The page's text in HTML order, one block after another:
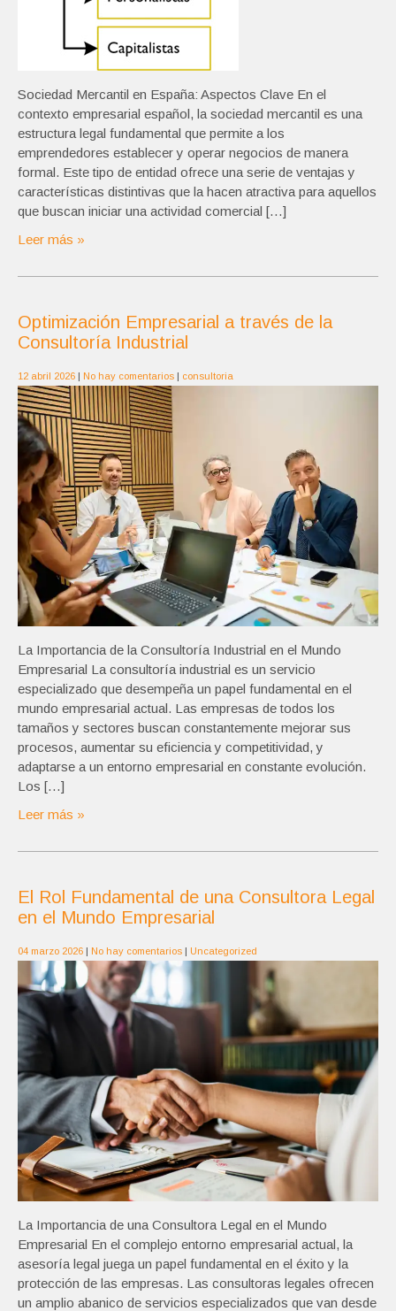
Sociedad Mercantil en España: Aspectos Clave En el
contexto empresarial español, la sociedad mercantil es una
estructura legal fundamental que permite a los
emprendedores establecer y operar negocios de manera
formal. Este tipo de entidad ofrece una serie de ventajas y
características distintivas que la hacen atractiva para aquellos
que buscan iniciar una actividad comercial […]
Leer más »
Optimización Empresarial a través de la
Consultoría Industrial
12 abril 2026 | No hay comentarios | consultoria
La Importancia de la Consultoría Industrial en el Mundo
Empresarial La consultoría industrial es un servicio
especializado que desempeña un papel fundamental en el
mundo empresarial actual. Las empresas de todos los
tamaños y sectores buscan constantemente mejorar sus
procesos, aumentar su eficiencia y competitividad, y
adaptarse a un entorno empresarial en constante evolución.
Los […]
Leer más »
El Rol Fundamental de una Consultora Legal
en el Mundo Empresarial
04 marzo 2026 | No hay comentarios | Uncategorized
La Importancia de una Consultora Legal en el Mundo
Empresarial En el complejo entorno empresarial actual, la
asesoría legal juega un papel fundamental en el éxito y la
protección de las empresas. Las consultoras legales ofrecen
un amplio abanico de servicios especializados que van desde